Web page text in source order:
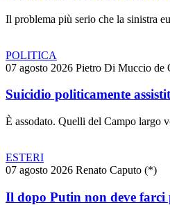
Il problema più serio che la sinistra
POLITICA
07 agosto 2026 Pietro Di Muccio de
Suicidio politicamente
È assodato. Quelli del Campo largo
ESTERI
07 agosto 2026 Renato Caputo (*)
Il dopo Putin non deve farci